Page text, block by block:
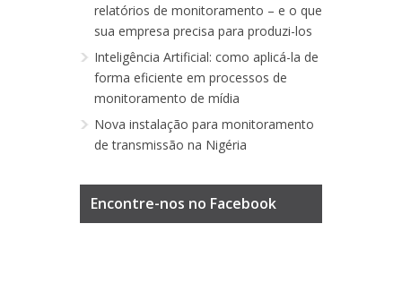
relatórios de monitoramento – e o que
sua empresa precisa para produzi-los
Inteligência Artificial: como aplicá-la de
forma eficiente em processos de
monitoramento de mídia
Nova instalação para monitoramento
de transmissão na Nigéria
Encontre-nos no Facebook